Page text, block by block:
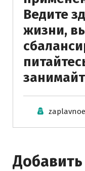
Ведите
жизни,
zaplavnoe